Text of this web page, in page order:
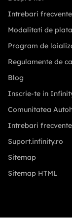
Intrebari
Modalitati de plata
Program de
Regulamente de
Blog
Inscrie-te in
Comunitatea
Intrebari
Suport.infinity.ro
Sitemap
Sitemap HTML